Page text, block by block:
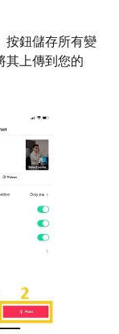
按鈕儲存所有變
其上傳到您的